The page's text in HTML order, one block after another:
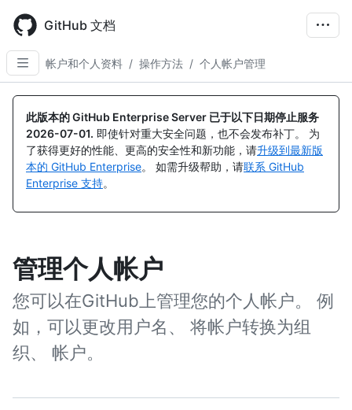
main
content
GitHub 文档
帐户和个人资料 / 操作方法 / 个人帐户管理
此版本的 GitHub Enterprise Server 已于以下日期停止服务
2026-07-01. 即使针对重大安全问题，也不会发布补丁。 为
了获得更好的性能、更高的安全性和新功能，请升级到最新版
本的 GitHub Enterprise。 如需升级帮助，请联系 GitHub
Enterprise 支持。
管理个人帐户
您可以在GitHub上管理您的个人帐户。 例
如，可以更改用户名、 将帐户转换为组
织、 帐户。